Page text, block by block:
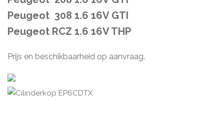
Peugeot 308 1.6 16V GTI
Peugeot RCZ 1.6 16V THP
Prijs en beschikbaarheid op aanvraag.